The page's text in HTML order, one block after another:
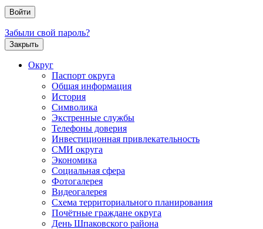
Забыли свой пароль?
Закрыть
Округ
Паспорт округа
Общая информация
История
Символика
Экстренные службы
Телефоны доверия
Инвестиционная привлекательность
СМИ округа
Экономика
Социальная сфера
Фотогалерея
Видеогалерея
Схема территориального планирования
Почётные граждане округа
День Шпаковского района